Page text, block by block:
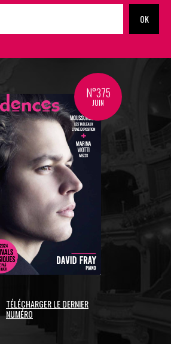
OK
N°375
JUIN
TÉLÉCHARGER LE DERNIER
NUMÉRO